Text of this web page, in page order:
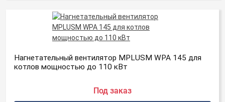
Нагнетательный вентилятор MPLUSM WPA 145 для
котлов мощностью до 110 кВт
Под заказ